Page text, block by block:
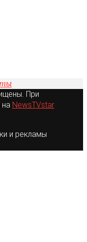
При
NewsTVstar
и рекламы